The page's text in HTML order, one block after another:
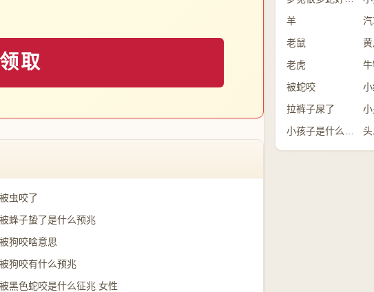
取
被虫咬了
被蜂子蛰了是什么预兆
被狗咬啥意思
被狗咬有什么预兆
被黑色蛇咬是什么征兆 女性
羊
老鼠
老虎
被蛇咬
拉裤子屎了